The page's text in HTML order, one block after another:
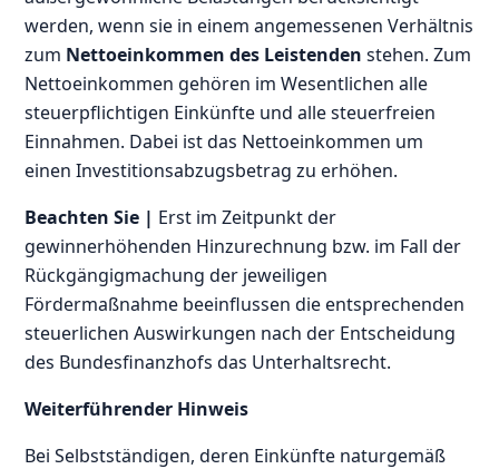
werden, wenn sie in einem angemessenen Verhältnis
zum Nettoeinkommen des Leistendenstehen. Zum
Nettoeinkommen gehören im Wesentlichen alle
steuerpflichtigen Einkünfte und alle steuerfreien
Einnahmen. Dabei ist das Nettoeinkommen um
einen Investitionsabzugsbetrag zu erhöhen.
Beachten Sie | Erst im Zeitpunkt der
gewinnerhöhenden Hinzurechnung bzw. im Fall der
Rückgängigmachung der jeweiligen
Fördermaßnahme beeinflussen die entsprechenden
steuerlichen Auswirkungen nach der Entscheidung
des Bundesfinanzhofs das Unterhaltsrecht.
Weiterführender Hinweis
Bei Selbstständigen, deren Einkünfte naturgemäß